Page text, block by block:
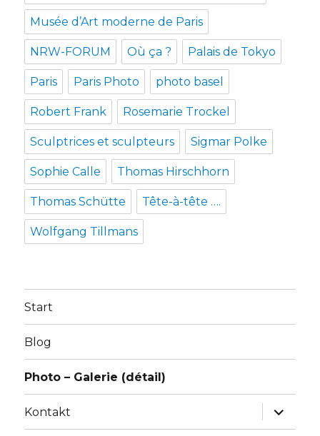
Musée d’Art moderne de Paris
NRW-FORUM Où ça ? Palais de Tokyo
Paris Paris Photo photo basel
Robert Frank Rosemarie Trockel
Sculptrices et sculpteurs Sigmar Polke
Sophie Calle Thomas Hirschhorn
Thomas Schütte Tête-à-tête ….
Wolfgang Tillmans
Start
Blog
Photo – Galerie (détail)
Kontakt